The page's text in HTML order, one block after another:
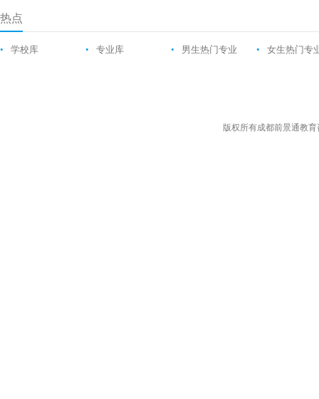
热点
• 学校库 • 专业库 • 男生热门专业 • 女生热门专
版权所有成都前景通教